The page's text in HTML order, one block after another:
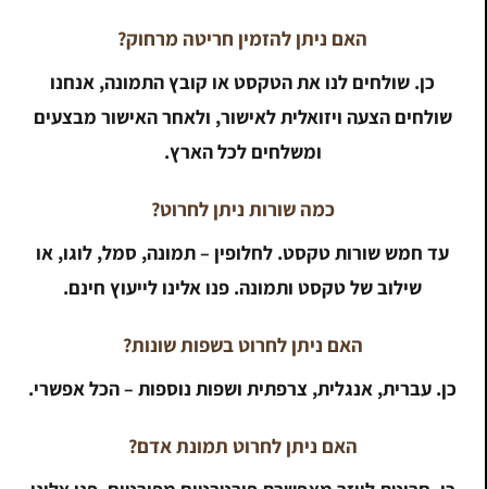
האם ניתן להזמין חריטה מרחוק?
כן. שולחים לנו את הטקסט או קובץ התמונה, אנחנו
שולחים הצעה ויזואלית לאישור, ולאחר האישור מבצעים
ומשלחים לכל הארץ.
כמה שורות ניתן לחרוט?
עד חמש שורות טקסט. לחלופין – תמונה, סמל, לוגו, או
שילוב של טקסט ותמונה. פנו אלינו לייעוץ חינם.
האם ניתן לחרוט בשפות שונות?
כן. עברית, אנגלית, צרפתית ושפות נוספות – הכל אפשרי.
האם ניתן לחרוט תמונת אדם?